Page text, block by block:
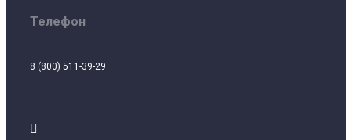
Телефон
8 (800) 511-39-29
